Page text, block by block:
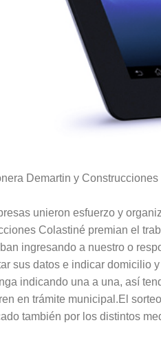
Demartin y
unieron esfuerzo y
Colastiné premian el
ingresando a nuestro o
sus datos e indicar domicilio
indicando una a una, así
en trámite municipal.El
también por los distintos